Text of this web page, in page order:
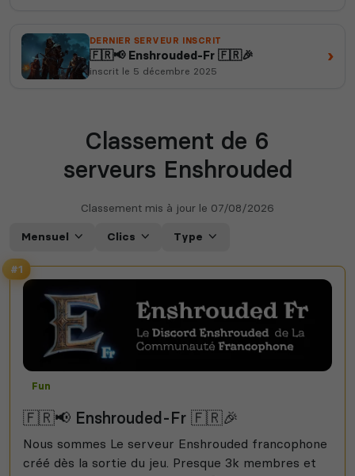
DERNIER SERVEUR INSCRIT
🇫🇷📢 Enshrouded-Fr 🇫🇷🎉
inscrit le 5 décembre 2025
›
Classement de 6
serveurs Enshrouded
Classement mis à jour le 07/08/2026
Mensuel Clics Type
#1
Fun
🇫🇷📢 Enshrouded-Fr 🇫🇷🎉
Nous sommes Le serveur Enshrouded francophone
créé dès la sortie du jeu. Presque 3k membres et